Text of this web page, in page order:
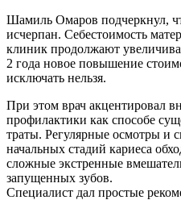
Шамиль Омаров подчеркнул,
исчерпан. Себестоимость
клиник продолжают
2 года новое повышение
исключать нельзя.
При этом врач акцентировал
профилактики как способе
траты. Регулярные осмотры и
начальных стадий кариеса
сложные экстренные
запущенных зубов.
Специалист дал простые